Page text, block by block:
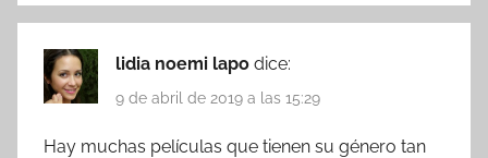
lidia noemi lapo dice:
9 de abril de 2019 a las 15:29
Hay muchas películas que tienen su género tan